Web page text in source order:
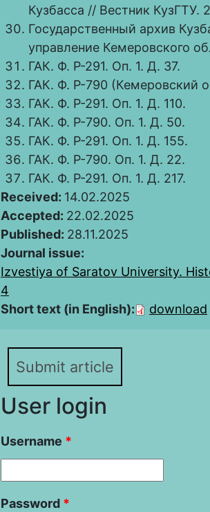
Кузбасса // Вестник
Государственный архив
управление Кемеровского
ГАК. Ф. Р-291. Оп. 1. Д. 37.
ГАК. Ф. Р-790 (Кемеровский
ГАК. Ф. Р-291. Оп. 1. Д. 110.
ГАК. Ф. Р-790. Оп. 1. Д. 50.
ГАК. Ф. Р-291. Оп. 1. Д. 155.
ГАК. Ф. Р-790. Оп. 1. Д. 22.
ГАК. Ф. Р-291. Оп. 1. Д. 217.
Received: 14.02.2025
Accepted: 22.02.2025
Published: 28.11.2025
Journal issue:
Izvestiya of Saratov University.
4
Short text (in English):
download
Submit article
User login
Username *
Password *